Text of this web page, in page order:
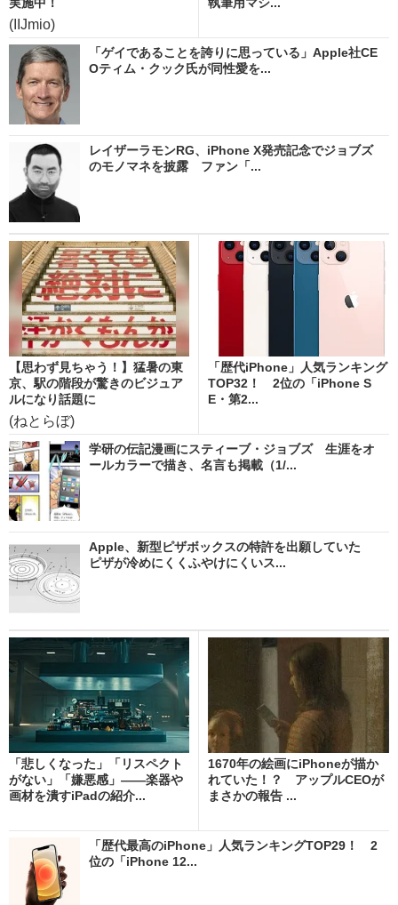
(IIJmio)
「ゲイであることを誇りに思っている」Apple社CE
Oティム・クック氏が同性愛を...
レイザーラモンRG、iPhone X発売記念でジョブズ
のモノマネを披露 ファン「...
【思わず見ちゃう！】猛暑の東
京、駅の階段が驚きのビジュア
ルになり話題に
(ねとらぼ)
「歴代iPhone」人気ランキング
TOP32！ 2位の「iPhone S
E・第2...
学研の伝記漫画にスティーブ・ジョブズ 生涯をオ
ールカラーで描き、名言も掲載（1/...
Apple、新型ピザボックスの特許を出願していた
ピザが冷めにくくふやけにくいス...
「悲しくなった」「リスペクト
がない」「嫌悪感」――楽器や
画材を潰すiPadの紹介...
1670年の絵画にiPhoneが描か
れていた！？ アップルCEOが
まさかの報告 ...
「歴代最高のiPhone」人気ランキングTOP29！ 2
位の「iPhone 12...